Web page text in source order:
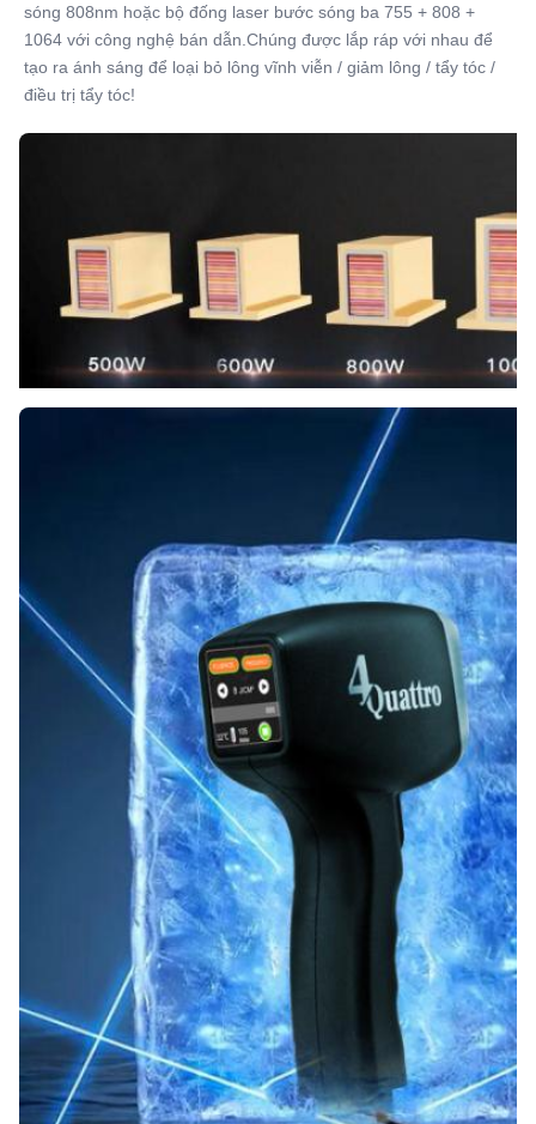
sóng 808nm hoặc bộ đống laser bước sóng ba 755 + 808 +
1064 với công nghệ bán dẫn.Chúng được lắp ráp với nhau để
tạo ra ánh sáng để loại bỏ lông vĩnh viễn / giảm lông / tẩy tóc /
điều trị tẩy tóc!